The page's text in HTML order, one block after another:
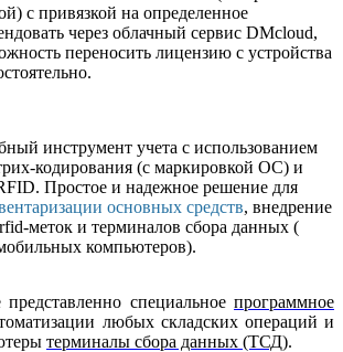
с привязкой на определенное
через облачный сервис DMcloud,
переносить лицензию с устройства
инструмент учета с использованием
кодирования (с маркировкой ОС) и
Простое и надежное решение для
основных средств, внедрение
меток и терминалов сбора данных (
компьютеров).
специальное программное
любых складских операций и
терминалы сбора данных (ТСД).